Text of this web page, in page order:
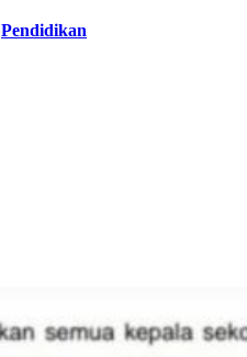
Pendidikan